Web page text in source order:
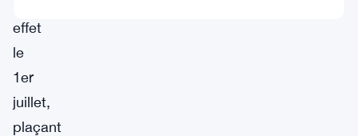
effet
le
1er
juillet,
plaçant